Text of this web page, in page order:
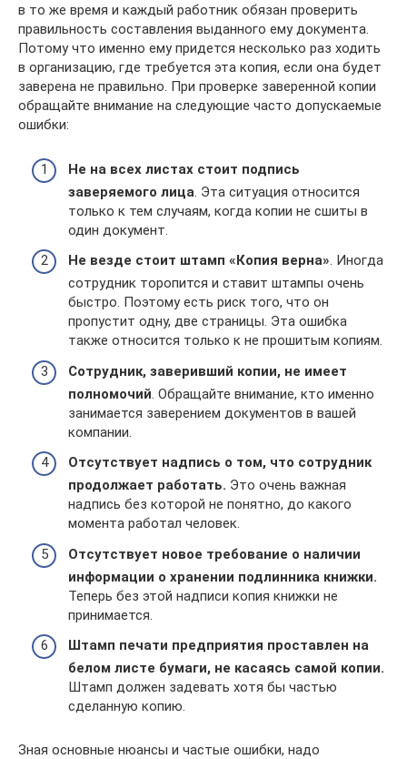
в то же время и каждый работник обязан проверить
правильность составления выданного ему документа.
Потому что именно ему придется несколько раз ходить
в организацию, где требуется эта копия, если она будет
заверена не правильно. При проверке заверенной копии
обращайте внимание на следующие часто допускаемые
ошибки:
Не на всех листах стоит подпись
заверяемого лица . Эта ситуация относится
только к тем случаям, когда копии не сшиты в
один документ.
Не везде стоит штамп «Копия верна». Иногда
сотрудник торопится и ставит штампы очень
быстро. Поэтому есть риск того, что он
пропустит одну, две страницы. Эта ошибка
также относится только к не прошитым копиям.
Сотрудник, заверивший копии, не имеет
полномочий . Обращайте внимание, кто именно
занимается заверением документов в вашей
компании.
Отсутствует надпись о том, что сотрудник
продолжает работать. Это очень важная
надпись без которой не понятно, до какого
момента работал человек.
Отсутствует новое требование о наличии
информации о хранении подлинника книжки.
Теперь без этой надписи копия книжки не
принимается.
Штамп печати предприятия проставлен на
белом листе бумаги, не касаясь самой копии.
Штамп должен задевать хотя бы частью
сделанную копию.
Зная основные нюансы и частые ошибки, надо